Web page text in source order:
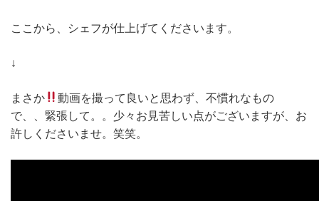
ここから、シェフが仕上げてくださいます。
↓
まさか
動画を撮って良いと思わず、不慣れなもの
で、、緊張して。。少々お見苦しい点がございますが、お
許しくださいませ。笑笑。